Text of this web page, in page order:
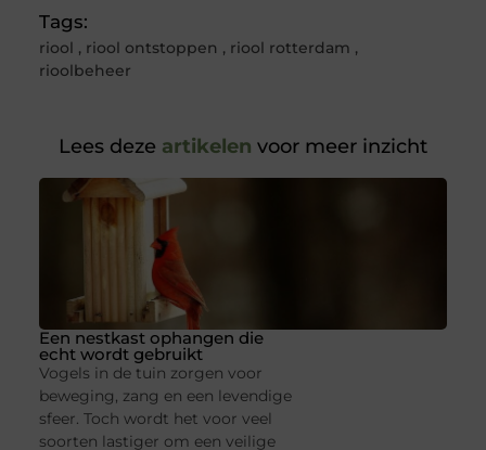
Tags:
riool , riool ontstoppen , riool rotterdam ,
rioolbeheer
Lees deze artikelen voor meer inzicht
Een nestkast ophangen die
echt wordt gebruikt
Vogels in de tuin zorgen voor
beweging, zang en een levendige
sfeer. Toch wordt het voor veel
soorten lastiger om een veilige